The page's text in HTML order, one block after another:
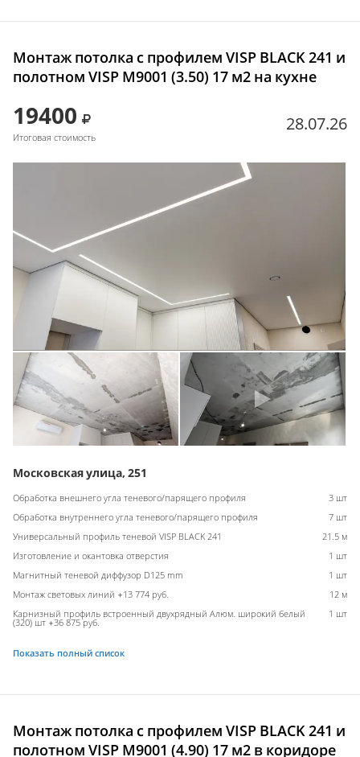
Монтаж потолка с профилем VISP BLACK 241 и
полотном VISP M9001 (3.50) 17 м2 на кухне
19400
Итоговая стоимость
28.07.26
Московская улица, 251
Обработка внешнего угла теневого/парящего профиля
3 шт
Обработка внутреннего угла теневого/парящего профиля
7 шт
Универсальный профиль теневой VISP BLACK 241
21.5 м
Изготовление и окантовка отверстия
1 шт
Магнитный теневой диффузор D125 mm
1 шт
Монтаж световых линий +13 774 руб.
12 м
Карнизный профиль встроенный двухрядный Алюм. широкий белый
(320) шт +36 875 руб.
1 шт
Показать полный список
Монтаж потолка с профилем VISP BLACK 241 и
полотном VISP M9001 (4.90) 17 м2 в коридоре